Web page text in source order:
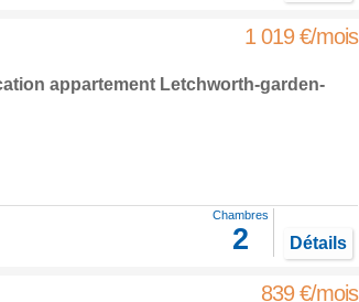
1 019 €/mois
appartement Letchworth-garden-
Chambres
2 Détails
839 €/mois